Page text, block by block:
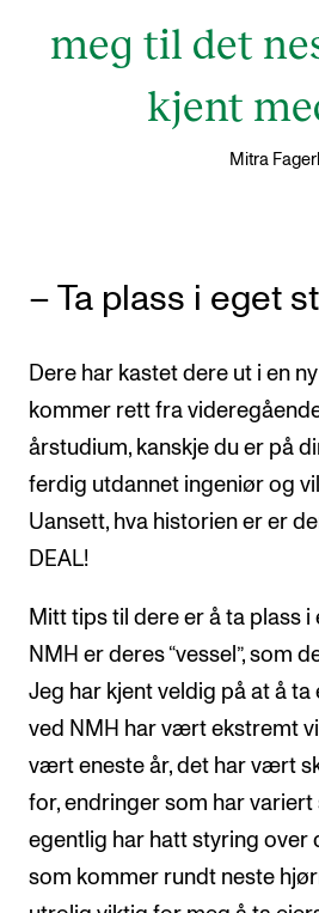
meg til det
kjent
Mitra
– Ta plass i eget
Dere har kastet dere ut i en
kommer rett fra
årstudium, kanskje du er på
ferdig utdannet ingeniør og
Uansett, hva historien er er
DEAL!
Mitt tips til dere er å ta plass
NMH er deres “vessel”, som
Jeg har kjent veldig på at å
ved NMH har vært ekstremt
vært eneste år, det har vært
for, endringer som har
egentlig har hatt styring over
som kommer rundt neste